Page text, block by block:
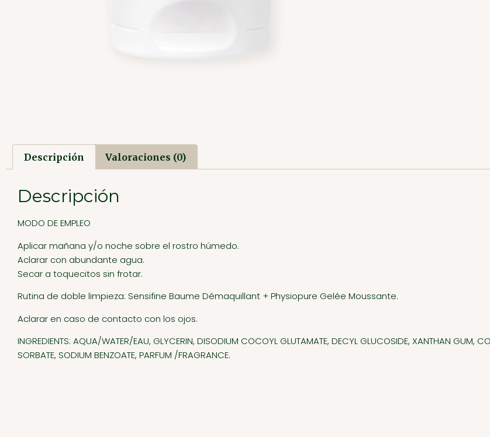
Descripción Valoraciones (0)
Descripción
MODO DE EMPLEO
Aplicar mañana y/o noche sobre el rostro húmedo.
Aclarar con abundante agua.
Secar a toquecitos sin frotar.
Rutina de doble limpieza: Sensifine Baume Démaquillant + Physiopure Gelée Moussante.
Aclarar en caso de contacto con los ojos.
INGREDIENTS: AQUA/WATER/EAU, GLYCERIN, DISODIUM COCOYL GLUTAMATE, DECYL GLUCOSIDE, XANTHAN GUM,
SORBATE, SODIUM BENZOATE, PARFUM /FRAGRANCE.